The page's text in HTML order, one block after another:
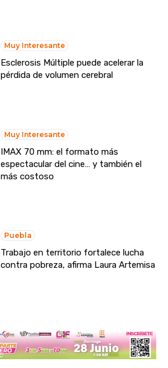
Muy Interesante
Esclerosis Múltiple puede acelerar la
pérdida de volumen cerebral
Muy Interesante
IMAX 70 mm: el formato más
espectacular del cine… y también el
más costoso
Puebla
Trabajo en territorio fortalece lucha
contra pobreza, afirma Laura Artemisa